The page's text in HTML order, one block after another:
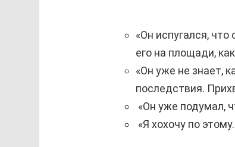
«Он испугался,
его на площади,
«Он уже не знает,
последствия.
«Он уже подумал,
«Я хохочу по